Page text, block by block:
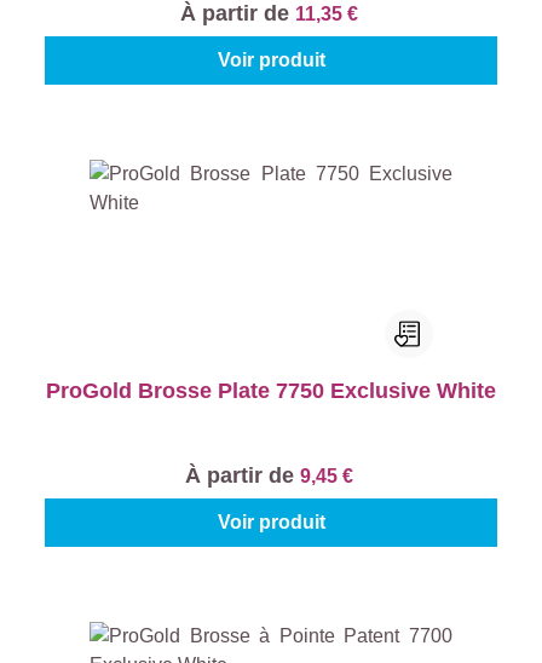
À partir de 11,35 €
Voir produit
ProGold Brosse Plate 7750 Exclusive White
À partir de 9,45 €
Voir produit